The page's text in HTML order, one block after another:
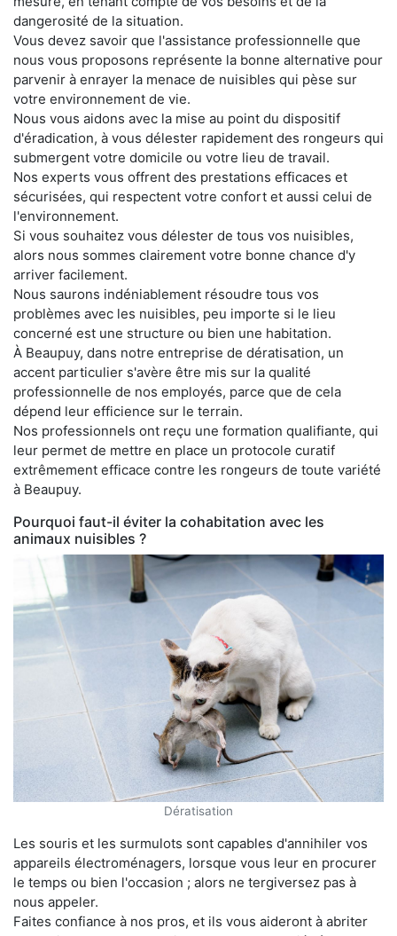
dangerosité de la situation.
Vous devez savoir que l'assistance professionnelle que
nous vous proposons représente la bonne alternative pour
parvenir à enrayer la menace de nuisibles qui pèse sur
votre environnement de vie.
Nous vous aidons avec la mise au point du dispositif
d'éradication, à vous délester rapidement des rongeurs qui
submergent votre domicile ou votre lieu de travail.
Nos experts vous offrent des prestations efficaces et
sécurisées, qui respectent votre confort et aussi celui de
l'environnement.
Si vous souhaitez vous délester de tous vos nuisibles,
alors nous sommes clairement votre bonne chance d'y
arriver facilement.
Nous saurons indéniablement résoudre tous vos
problèmes avec les nuisibles, peu importe si le lieu
concerné est une structure ou bien une habitation.
À Beaupuy, dans notre entreprise de dératisation, un
accent particulier s'avère être mis sur la qualité
professionnelle de nos employés, parce que de cela
dépend leur efficience sur le terrain.
Nos professionnels ont reçu une formation qualifiante, qui
leur permet de mettre en place un protocole curatif
extrêmement efficace contre les rongeurs de toute variété
à Beaupuy.
Pourquoi faut-il éviter la cohabitation avec les
animaux nuisibles ?
Dératisation
Les souris et les surmulots sont capables d'annihiler vos
appareils électroménagers, lorsque vous leur en procurer
le temps ou bien l'occasion ; alors ne tergiversez pas à
nous appeler.
Faites confiance à nos pros, et ils vous aideront à abriter